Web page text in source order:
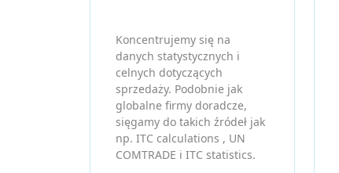
Koncentrujemy się na
danych statystycznych i
celnych dotyczących
sprzedaży. Podobnie jak
globalne firmy doradcze,
sięgamy do takich źródeł jak
np. ITC calculations , UN
COMTRADE i ITC statistics.